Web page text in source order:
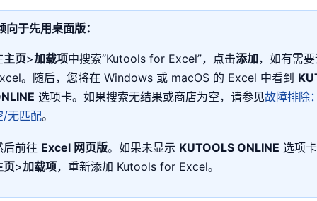
向于先用桌面版：
主页>加载项中搜索“Kutools for Excel”，点击添加，如有需
。随后，您将在 Windows 或 macOS 的 Excel 中看到
选项卡。如果搜索无结果或商店为空，请参见故障排除
/无匹配。
后前往 Excel 网页版。如果未显示 KUTOOLS ONLINE 选项
页>加载项，重新添加 Kutools for Excel。